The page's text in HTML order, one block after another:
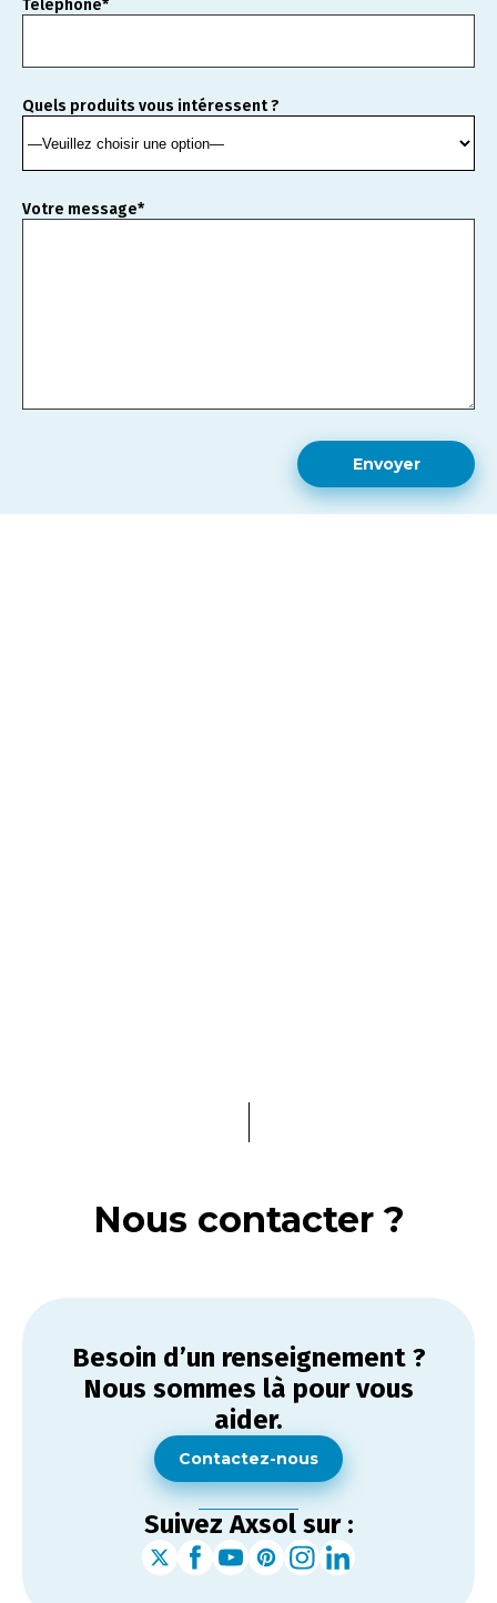
Téléphone*
Quels produits vous intéressent ?
Votre message*
Nous contacter ?
Besoin d’un renseignement ?
Nous sommes là pour vous
aider.
Contactez-nous
Suivez Axsol sur :